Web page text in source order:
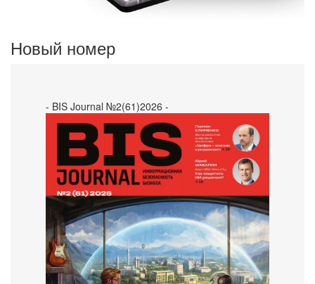
Новый номер
- BIS Journal №2(61)2026 -